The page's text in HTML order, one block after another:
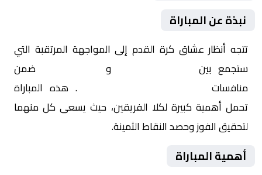
نبذة عن المباراة
تتجه أنظار عشاق كرة القدم إلى المواجهة المرتقبة التي
ستجمع بين
و
ضمن
منافسات
. هذه المباراة
تحمل أهمية كبيرة لكلا الفريقين، حيث يسعى كل منهما
لتحقيق الفوز وحصد النقاط الثمينة.
أهمية المباراة